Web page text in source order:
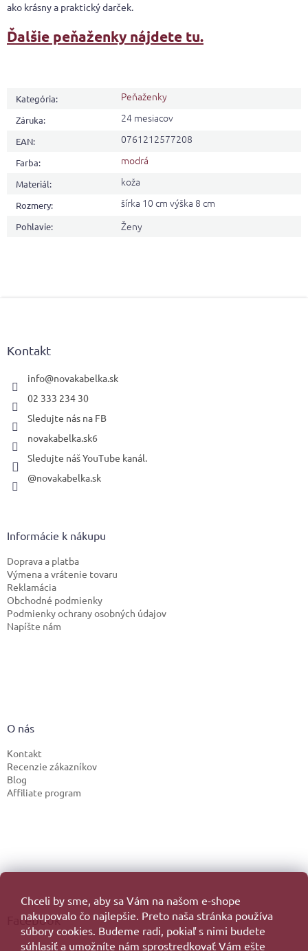
Chceli by sme, aby sa Vám na našom e-shope
nakupovalo čo najlepšie. Preto naša stránka používa
súbory cookies. Budeme radi, pokiaľ s nimi budete
súhlasiť a umožníte nám sprostredkovať Vám ešte
ako krásny a praktický darček.
Ďalšie peňaženky nájdete tu.
Kategória: Peňaženky
Záruka: 24 mesiacov
EAN: 0761212577208
Farba: modrá
Materiál: koža
Rozmery: šírka 10 cm výška 8 cm
Pohlavie: Ženy
Kontakt
info@novakabelka.sk
02 333 234 30
Sledujte nás na FB
novakabelka.sk6
Sledujte náš YouTube kanál.
@novakabelka.sk
Informácie k nákupu
Doprava a platba
Výmena a vrátenie tovaru
Reklamácia
Obchodné podmienky
Podmienky ochrany osobných údajov
Napíšte nám
O nás
Kontakt
Recenzie zákazníkov
Blog
Affiliate program
Facebook